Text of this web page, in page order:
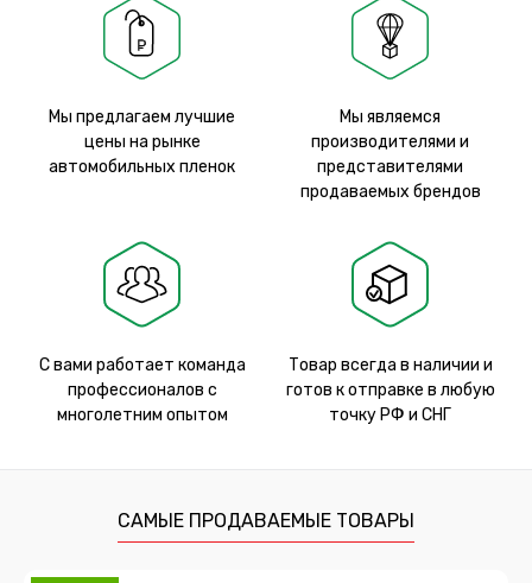
Мы предлагаем лучшие
цены на рынке
автомобильных пленок
Мы являемся
производителями и
представителями
продаваемых брендов
С вами работает команда
профессионалов с
многолетним опытом
Товар всегда в наличии и
готов к отправке в любую
точку РФ и СНГ
САМЫЕ ПРОДАВАЕМЫЕ ТОВАРЫ